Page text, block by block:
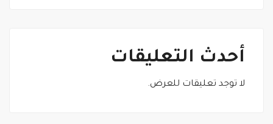
أحدث التعليقات
لا توجد تعليقات للعرض.